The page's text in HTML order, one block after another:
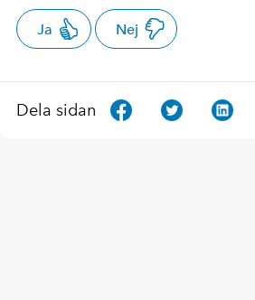
Ja Nej
Dela sidan